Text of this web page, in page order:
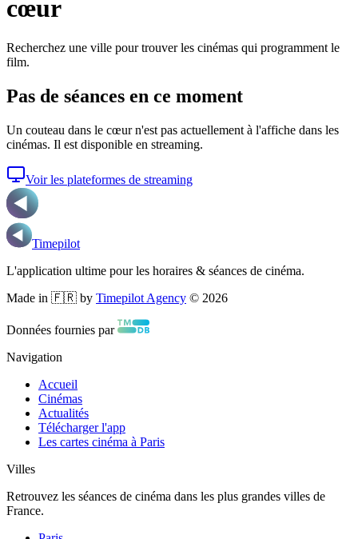
cœur
Recherchez une ville pour trouver les cinémas qui programment le
film.
Pas de séances en ce moment
Un couteau dans le cœurn'est pas actuellement à l'affiche dans les
cinémas. Il est disponible en streaming.
Voir les plateformes de streaming
Timepilot
L'application ultime pour les horaires & séances de cinéma.
Made in 🇫🇷 by Timepilot Agency © 2026
Données fournies par
Navigation
Accueil
Cinémas
Actualités
Télécharger l'app
Les cartes cinéma à Paris
Villes
Retrouvez les séances de cinéma dans les plus grandes villes de
France.